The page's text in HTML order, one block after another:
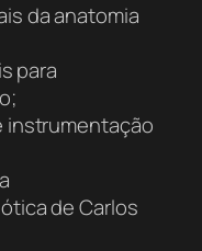
da anatomia
para
instrumentação
de Carlos